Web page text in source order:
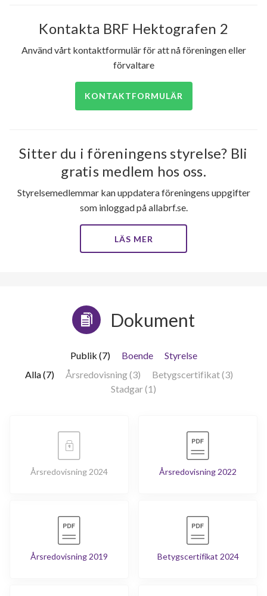
Kontakta BRF Hektografen 2
Använd vårt kontaktformulär för att nå föreningen eller
förvaltare
KONTAKTFORMULÄR
Sitter du i föreningens styrelse? Bli
gratis medlem hos oss.
Styrelsemedlemmar kan uppdatera föreningens uppgifter
som inloggad på allabrf.se.
LÄS MER
Dokument
Publik (7) Boende
Styrelse
Alla (7)
Årsredovisning (3)
Betygscertifikat (3)
Stadgar (1)
Årsredovisning 2024 Årsredovisning 2022
Årsredovisning 2019 Betygscertifikat 2024